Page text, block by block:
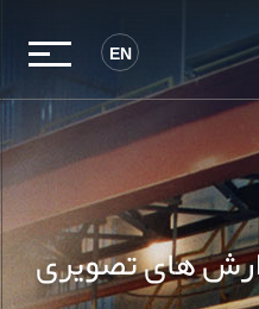
EN
های تصویری